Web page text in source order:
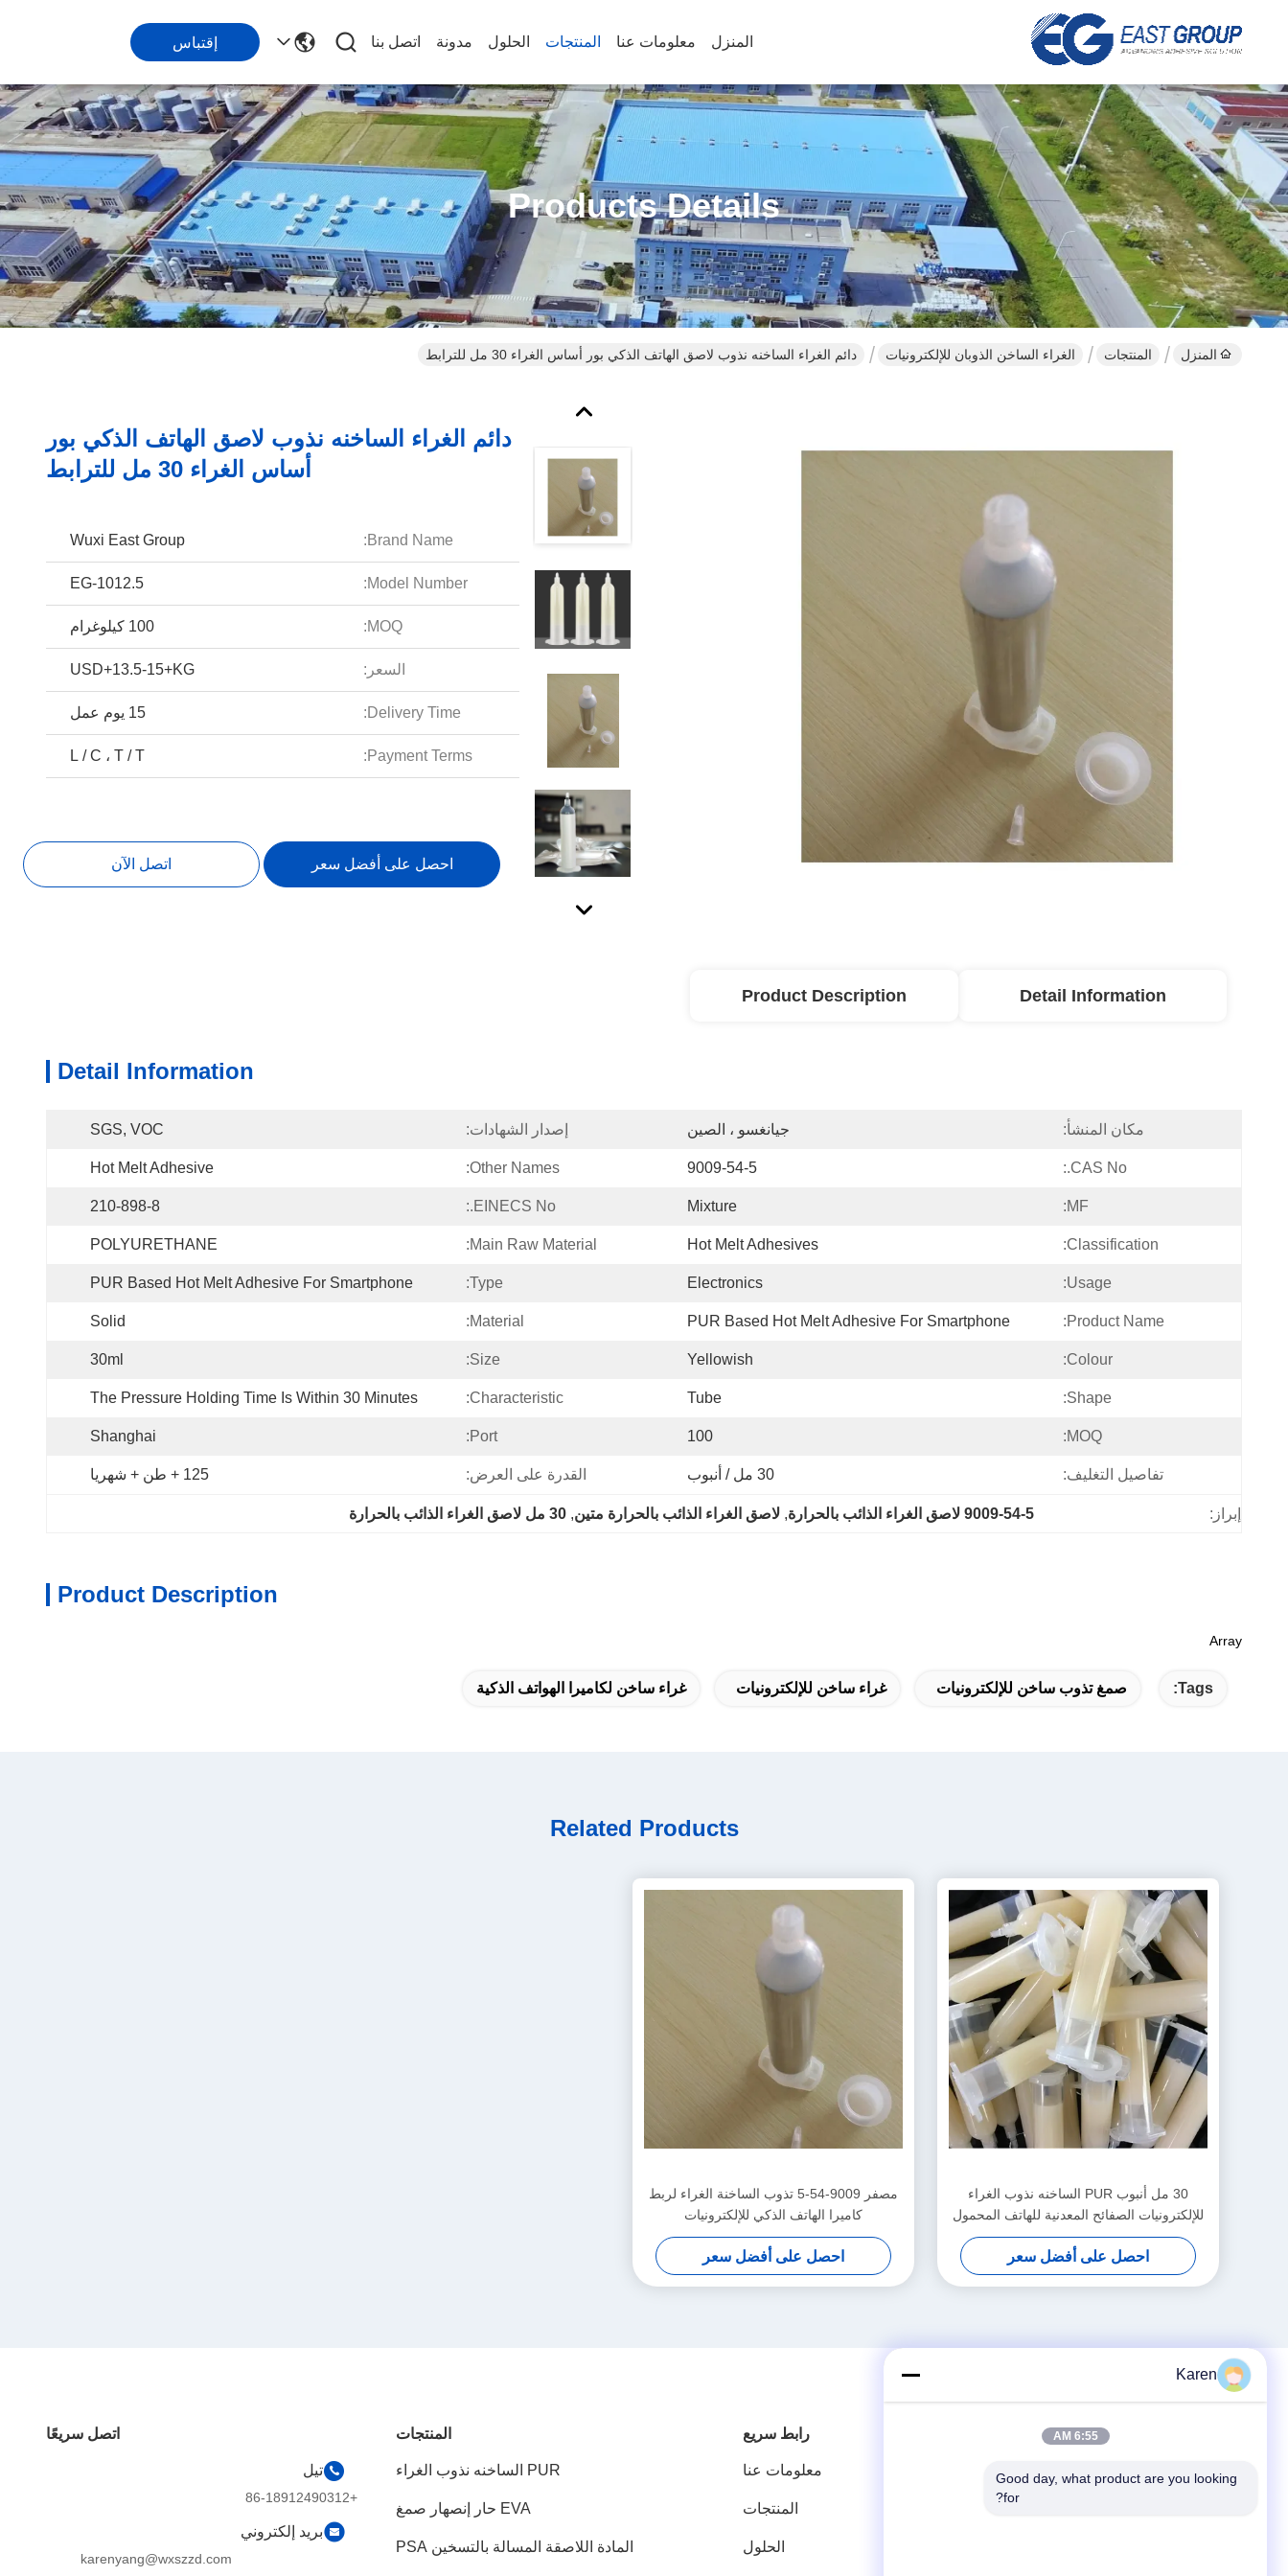
المنزل معلومات عنا المنتجات الحلول مدونة اتصل بنا إقتباس
Products Details
المنزل المنتجات الغراء الساخن الذوبان للإلكترونيات دائم الغراء الساخنه نذوب لاصق الهاتف الذكي بور أساس الغراء 30 مل للترابط
دائم الغراء الساخنه نذوب لاصق الهاتف الذكي بور
أساس الغراء 30 مل للترابط
Brand Name:
Wuxi East Group
Model Number:
EG-1012.5
MOQ: 100 كيلوغرام
السعر: USD+13.5-15+KG
Delivery Time: 15 يوم عمل
Payment Terms: L / C ، T / T
احصل على أفضل سعر اتصل الآن
Detail Information
Product Description
Detail Information
مكان المنشأ: جيانغسو ، الصين إصدار الشهادات: SGS, VOC
CAS No.:
9009-54-5
Other Names:
Hot Melt Adhesive
MF:
Mixture
EINECS No.:
210-898-8
Classification:
Hot Melt Adhesives
Main Raw Material:
POLYURETHANE
Usage:
Electronics
Type:
PUR Based Hot Melt Adhesive For Smartphone
Product Name:
PUR Based Hot Melt Adhesive For Smartphone
Material:
Solid
Colour:
Yellowish
Size:
30ml
Shape:
Tube
Characteristic:
The Pressure Holding Time Is Within 30 Minutes
MOQ:
100
Port:
Shanghai
تفاصيل التغليف: 30 مل / أنبوب القدرة على العرض: 125 + طن + شهريا
إبراز: 9009-54-5 لاصق الغراء الذائب بالحرارة , لاصق الغراء الذائب بالحرارة متين, 30 مل لاصق الغراء الذائب بالحرارة
Product Description
Array
Tags: صمغ تذوب ساخن للإلكترونيات غراء ساخن للإلكترونيات غراء ساخن لكاميرا الهواتف الذكية
Related Products
30 مل أنبوب PUR الساخنه نذوب الغراء
للإلكترونيات الصفائح المعدنية للهاتف المحمول
احصل على أفضل سعر
مصفر 9009-54-5 تذوب الساخنة الغراء لربط
كاميرا الهاتف الذكي للإلكترونيات
احصل على أفضل سعر
رابط سريع
معلومات عنا
المنتجات
الحلول
المنتجات
PUR الساخنه نذوب الغراء
EVA حار إنصهار صمغ
المادة اللاصقة المسالة بالتسخين PSA
اتصل سريعًا
تيل
+86-18912490312
بريد إلكتروني
karenyang@wxszzd.com
Karen
6:55 AM
Good day, what product are you looking
for?